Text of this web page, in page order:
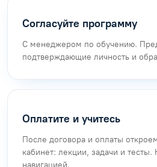
Согласуйте программу
С менеджером по обучению.
подтверждающие личность и
Оплатите и учитесь
После договора и оплаты
кабинет: лекции, задачи и
навигацией.